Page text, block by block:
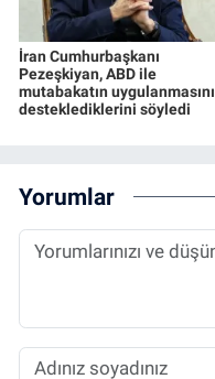
İran Cumhurbaşkanı
Pezeşkiyan, ABD ile
mutabakatın uygulanmasını
desteklediklerini söyledi
Yorumlar